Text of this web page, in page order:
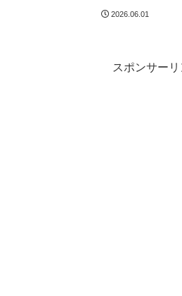
「（自己採点は）8000点
です。麻雀でいう満貫で
2026.06.01
は
スポンサーリ